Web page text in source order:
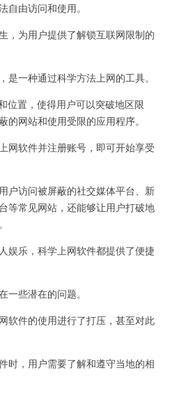
自由访问和使用。
为用户提供了解锁互联网限制的
一种通过科学方法上网的工具。
置，使得用户可以突破地区限
网站和使用受限的应用程序。
软件并注册账号，即可开始享受
访问被屏蔽的社交媒体平台、新
等常见网站，还能够让用户打破地
乐，科学上网软件都提供了便捷
些潜在的问题。
件的使用进行了打压，甚至对此
，用户需要了解和遵守当地的相